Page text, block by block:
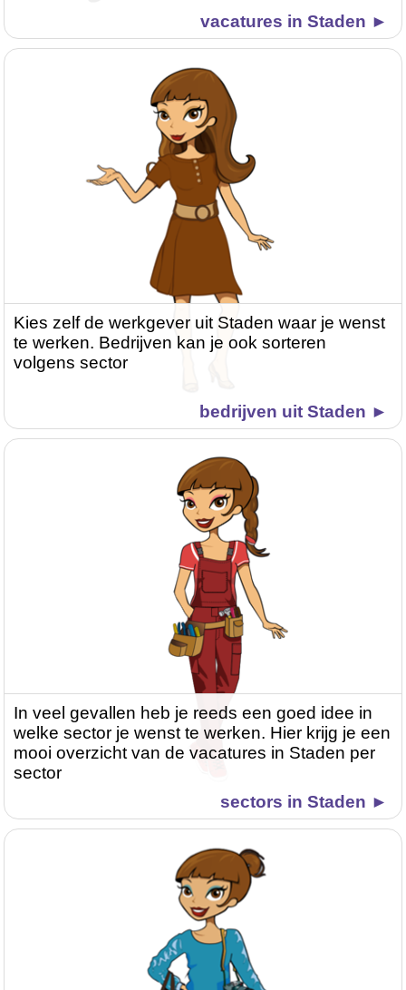
vacatures in Staden ►
Kies zelf de werkgever uit Staden waar je wenst
te werken. Bedrijven kan je ook sorteren
volgens sector
bedrijven uit Staden ►
In veel gevallen heb je reeds een goed idee in
welke sector je wenst te werken. Hier krijg je een
mooi overzicht van de vacatures in Staden per
sector
sectors in Staden ►